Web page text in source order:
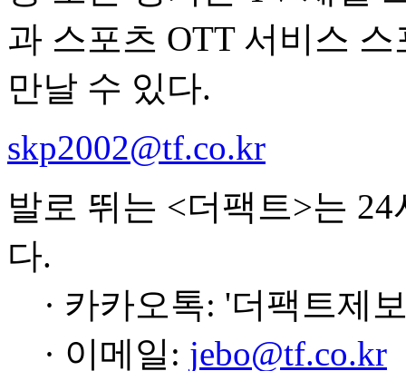
과 스포츠 OTT 서비스
만날 수 있다.
skp2002@tf.co.kr
발로 뛰는 <더팩트>는
다.
· 카카오톡: '더팩트제
· 이메일: jebo@tf.co.kr